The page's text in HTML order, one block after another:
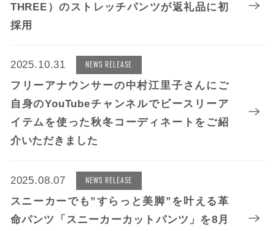
THREE）のストレッチパンツが返礼品に初
採用
2025.10.31 NEWS RELEASE
フリーアナウンサーの中村江里子さんにご
自身のYouTubeチャンネルでビースリーア
イテムを使った秋冬コーディネートをご紹
介いただきました
2025.08.07 NEWS RELEASE
スニーカーでも”すらっと美脚”を叶える革
命パンツ「スニーカーカットパンツ」を8月